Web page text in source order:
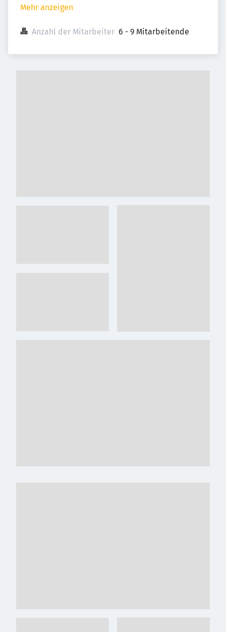
Mehr anzeigen
Anzahl der Mitarbeiter 6 - 9 Mitarbeitende